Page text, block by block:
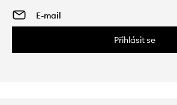
Přihlásit se